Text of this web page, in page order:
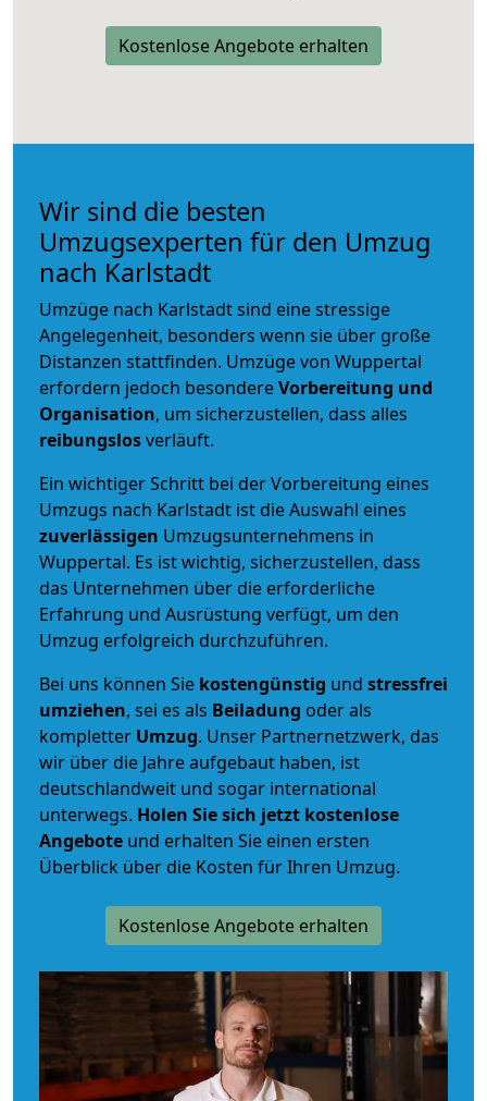
Kostenlose Angebote erhalten
Wir sind die besten
Umzugsexperten für den Umzug
nach Karlstadt
Umzüge nach Karlstadt sind eine stressige
Angelegenheit, besonders wenn sie über große
Distanzen stattfinden. Umzüge von Wuppertal
erfordern jedoch besondereVorbereitung und
Organisation, um sicherzustellen, dass alles
reibungslosverläuft.
Ein wichtiger Schritt bei der Vorbereitung eines
Umzugs nach Karlstadt ist die Auswahl eines
zuverlässigen Umzugsunternehmens in
Wuppertal. Es ist wichtig, sicherzustellen, dass
das Unternehmen über die erforderliche
Erfahrung und Ausrüstung verfügt, um den
Umzug erfolgreich durchzuführen.
Bei uns können Sie kostengünstig und stressfrei
umziehen, sei es als Beiladung oder als
kompletter Umzug. Unser Partnernetzwerk, das
wir über die Jahre aufgebaut haben, ist
deutschlandweit und sogar international
unterwegs. Holen Sie sich jetzt kostenlose
Angebote und erhalten Sie einen ersten
Überblick über die Kosten für Ihren Umzug.
Kostenlose Angebote erhalten